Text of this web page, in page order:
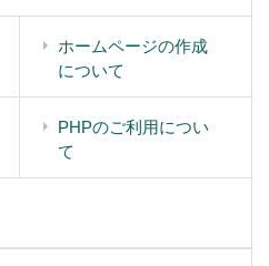
ホームページの作成
について
PHPのご利用につい
て